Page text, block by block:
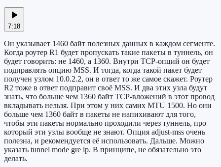
7:18
Он указывает 1460 байт полезных данных в каждом сегменте.
Когда роутер R1 будет пропускать такие пакеты в туннель, он
будет говорить: не 1460, а 1360. Внутри TCP-опций он будет
подправлять опцию MSS. И тогда, когда такой пакет будет
получен узлом 10.0.2.2, он в ответ то же самое скажет. Роутер
R2 тоже в ответ подправит своё MSS. И два этих узла будут
знать, что больше чем 1360 байт TCP-вложений в этот провод
вкладывать нельзя. При этом у них самих MTU 1500. Но они
больше чем 1360 байт в пакеты не напихивают для того,
чтобы эти пакеты нормально проходили через туннель, про
который эти узлы вообще не знают. Опция adjust-mss очень
полезна, и рекомендуется её использовать. Дальше. Можно
указать tunnel mode gre ip. В принципе, не обязательно это
делать.